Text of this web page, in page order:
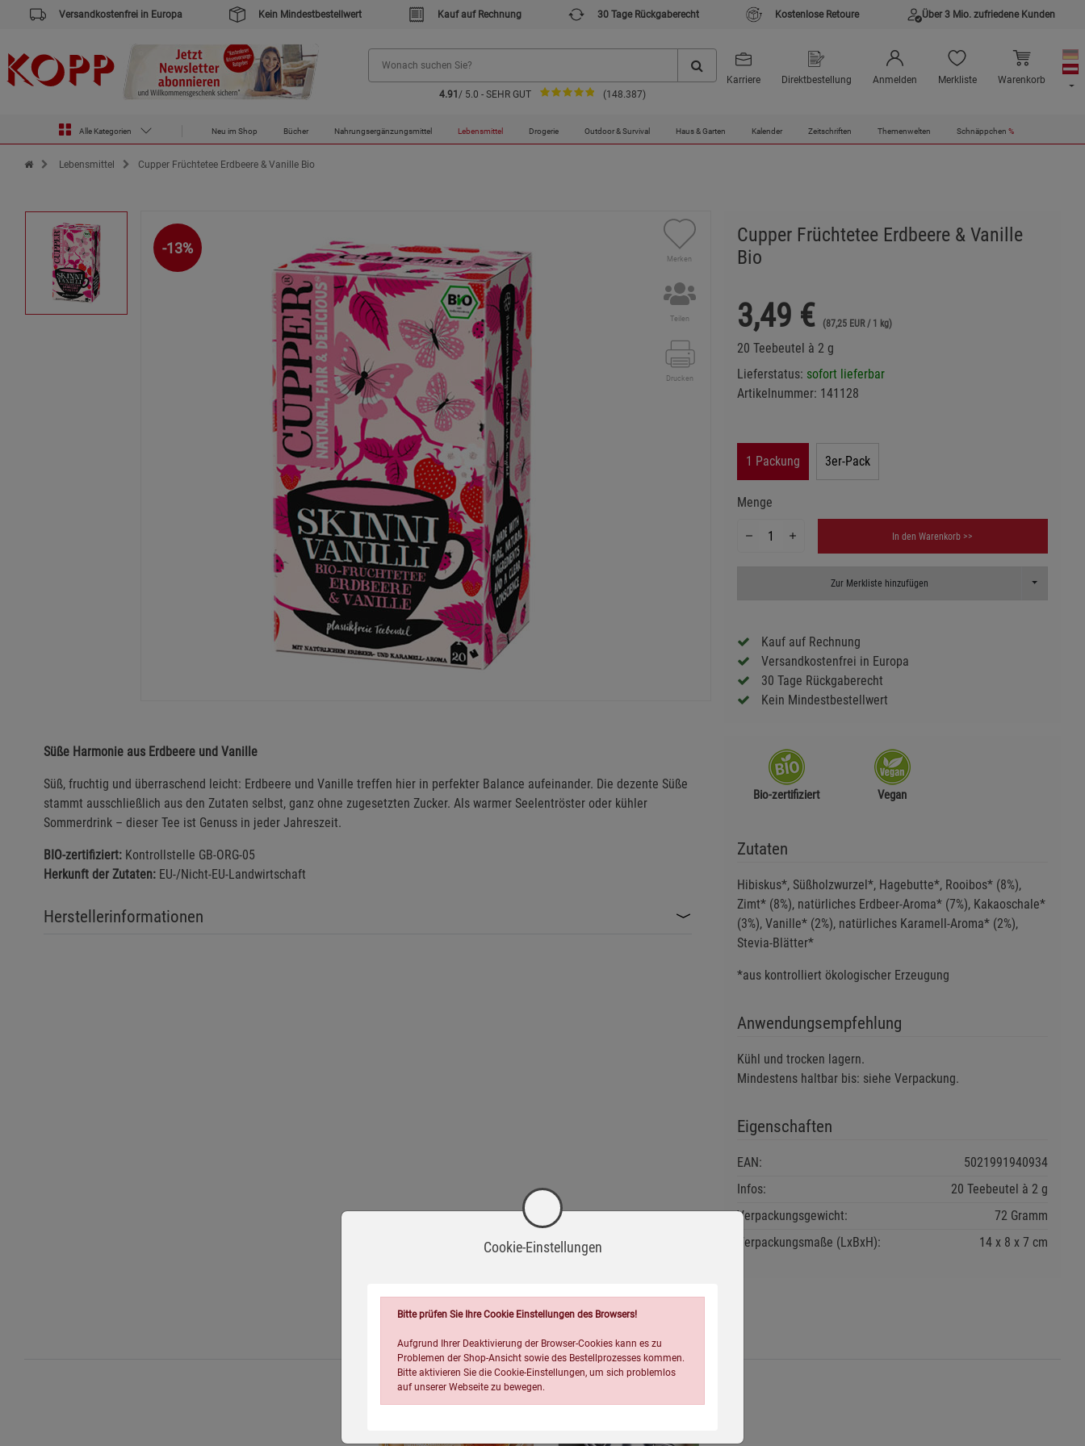
Versandkostenfrei in Europa Kein Mindestbestellwert Kauf auf Rechnung 30 Tage Rückgaberecht Kostenlose Retoure Über 3 Mio. zufriedene Kunden
4.91 / 5.0 - SEHR GUT (148.387)
Karriere Direktbestellung Anmelden Merkliste Warenkorb
Alle Kategorien Neu im Shop Bücher Nahrungsergänzungsmittel Lebensmittel Drogerie Outdoor & Survival Haus & Garten Kalender Zeitschriften Themenwelten Schnäppchen %
Zur Startseite des Kopp Verlag Online-Shop
Lebensmittel Cupper Früchtetee Erdbeere & Vanille Bio
-13%
Merken
Teilen
Drucken
Cupper Früchtetee Erdbeere & Vanille
Bio
3,49 € (87,25 EUR / 1 kg)
20 Teebeutel à 2 g
Lieferstatus: sofort lieferbar
Artikelnummer: 141128
1 Packung 3er-Pack
Menge
In den Warenkorb >>
Zur Merkliste hinzufügen Toggle
Kauf auf Rechnung
Versandkostenfrei in Europa
30 Tage Rückgaberecht
Kein Mindestbestellwert
Süße Harmonie aus Erdbeere und Vanille
Süß, fruchtig und überraschend leicht: Erdbeere und Vanille treffen hier in perfekter Balance aufeinander. Die dezente Süße
stammt ausschließlich aus den Zutaten selbst, ganz ohne zugesetzten Zucker. Als warmer Seelentröster oder kühler
Sommerdrink – dieser Tee ist Genuss in jeder Jahreszeit.
BIO-zertifiziert: Kontrollstelle GB-ORG-05
Herkunft der Zutaten: EU-/Nicht-EU-Landwirtschaft
Herstellerinformationen
Bio-zertifiziert Vegan
Zutaten
Hibiskus*, Süßholzwurzel*, Hagebutte*, Rooibos* (8%),
Zimt* (8%), natürliches Erdbeer-Aroma* (7%), Kakaoschale*
(3%), Vanille* (2%), natürliches Karamell-Aroma* (2%),
Stevia-Blätter*
*aus kontrolliert ökologischer Erzeugung
Anwendungsempfehlung
Kühl und trocken lagern.
Mindestens haltbar bis: siehe Verpackung.
Eigenschaften
EAN:
5021991940934
Infos:
20 Teebeutel à 2 g
Verpackungsgewicht:
72 Gramm
Verpackungsmaße (LxBxH):
14 8 7 cm
Passend dazu
Cookie-Einstellungen
Bitte prüfen Sie Ihre Cookie Einstellungen des Browsers!
Aufgrund Ihrer Deaktivierung der Browser-Cookies kann es zu
Problemen der Shop-Ansicht sowie des Bestellprozesses kommen.
Bitte aktivieren Sie die Cookie-Einstellungen, um sich problemlos
auf unserer Webseite zu bewegen.